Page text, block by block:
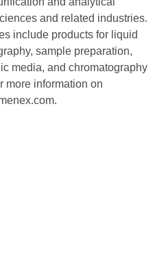
and related industries.
include products for liquid
sample preparation,
media, and chromatography
more information on